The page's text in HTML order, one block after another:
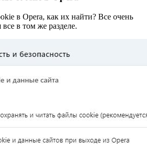
в Opera, как их найти? Все очень
в том же разделе.